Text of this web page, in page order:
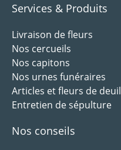
Services & Produits
Livraison de fleurs
Nos cercueils
Nos capitons
Nos urnes funéraires
Articles et fleurs de deuil
Entretien de sépulture
Nos conseils